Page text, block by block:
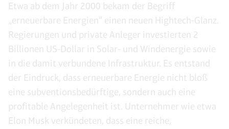
Etwa ab dem Jahr 2000 bekam der Begriff
„erneuerbare Energien“ einen neuen Hightech-Glanz.
Regierungen und private Anleger investierten 2
Billionen US-Dollar in Solar- und Windenergie sowie
in die damit verbundene Infrastruktur. Es entstand
der Eindruck, dass erneuerbare Energie nicht bloß
eine subventionsbedürftige, sondern auch eine
profitable Angelegenheit ist. Unternehmer wie etwa
Elon Musk verkündeten, dass eine reiche,